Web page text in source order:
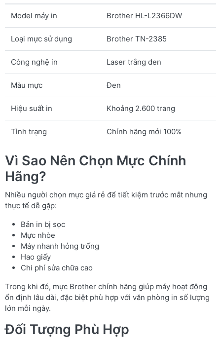
Model máy in Brother HL-L2366DW
Loại mực sử dụng Brother TN-2385
Công nghệ in Laser trắng đen
Màu mực Đen
Hiệu suất in Khoảng 2.600 trang
Tình trạng Chính hãng mới 100%
Vì Sao Nên Chọn Mực Chính
Hãng?
Nhiều người chọn mực giá rẻ để tiết kiệm trước mắt nhưng
thực tế dễ gặp:
Bản in bị sọc
Mực nhòe
Máy nhanh hỏng trống
Hao giấy
Chi phí sửa chữa cao
Trong khi đó, mực Brother chính hãng giúp máy hoạt động
ổn định lâu dài, đặc biệt phù hợp với văn phòng in số lượng
lớn mỗi ngày.
Đối Tượng Phù Hợp